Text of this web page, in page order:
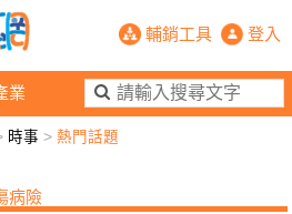
業
罹癌因房貸不敢離職 年輕媽媽：
輔銷工具 登入
好險懂生活
輔銷工具 活動專區
時事 >熱門話題
病險